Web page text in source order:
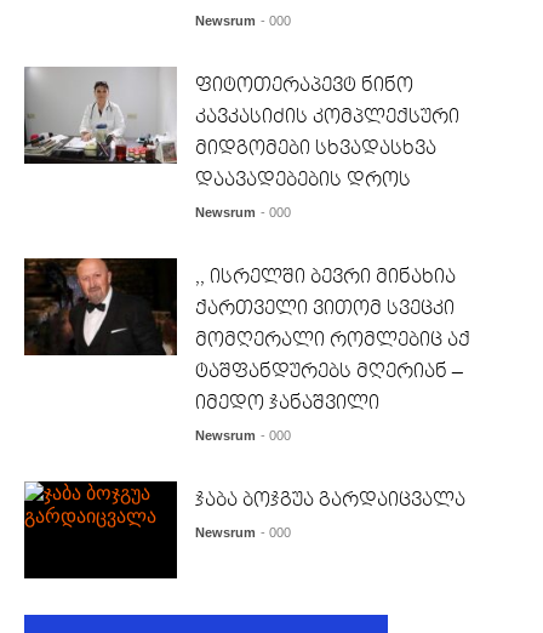
Newsrum - 000
ფიტოთერაპევტ ნინო
კავკასიძის კომპლექსური
მიდგომები სხვადასხვა
დაავადებების დროს
Newsrum - 000
,, ისრელში ბევრი მინახია
ქართველი ვითომ სვეცკი
მომღერალი რომლებიც აქ
ტაშფანდურებს მღერიან –
იმედო ჯანაშვილი
Newsrum - 000
ჯაბა ბოჯგუა გარდაიცვალა
Newsrum - 000